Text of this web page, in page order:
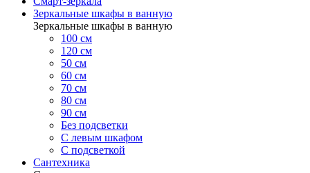
Зеркальные шкафы в ванную
Зеркальные шкафы в ванную
100 см
120 см
50 см
60 см
70 см
80 см
90 см
Без подсветки
С левым шкафом
С подсветкой
Сантехника